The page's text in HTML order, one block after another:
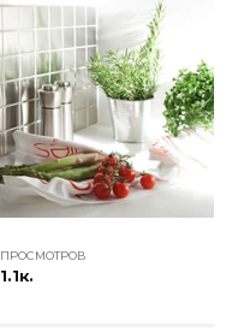
ПРОСМОТРОВ
1.1к.